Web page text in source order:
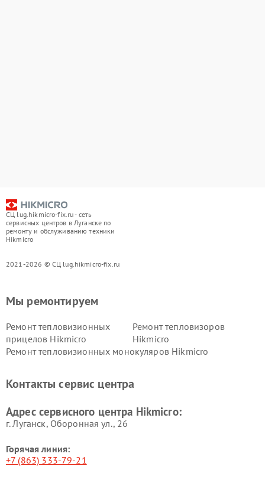
СЦ lug.hikmicro-fix.ru - сеть
сервисных центров в Луганске по
ремонту и обслуживанию техники
Hikmicro
2021-2026 © СЦ lug.hikmicro-fix.ru
Мы ремонтируем
Ремонт тепловизионных
прицелов Hikmicro
Ремонт тепловизоров
Hikmicro
Ремонт тепловизионных монокуляров Hikmicro
Контакты сервис центра
Адрес сервисного центра Hikmicro:
г. Луганск, Оборонная ул., 26
Горячая линия:
+7 (863) 333-79-21